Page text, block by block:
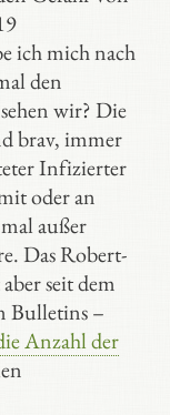
ich mich nach
den
wir? Die
brav, immer
Infizierter
oder an
außer
Das Robert-
seit dem
Bulletins –
Anzahl der